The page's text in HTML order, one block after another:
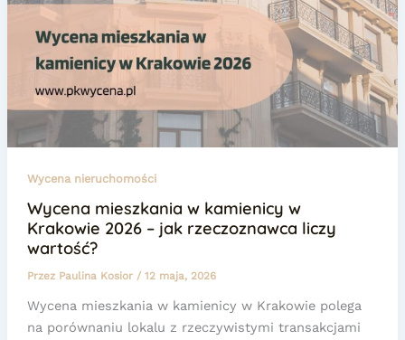
Wycena nieruchomości
Wycena mieszkania w kamienicy w
Krakowie 2026 – jak rzeczoznawca liczy
wartość?
Przez Paulina Kosior / 12 maja, 2026
Wycena mieszkania w kamienicy w Krakowie polega
na porównaniu lokalu z rzeczywistymi transakcjami